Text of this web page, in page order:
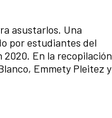
asustarlos. Una
por estudiantes del
En la recopilación
Emmety Pleitez y